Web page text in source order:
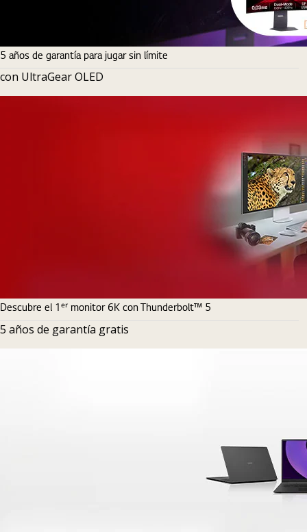
5 años de garantía para jugar sin límite
con UltraGear OLED
Descubre el 1ᵉʳ monitor 6K con Thunderbolt™ 5
5 años de garantía gratis